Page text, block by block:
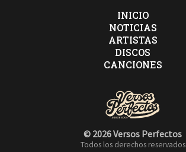
INICIO
NOTICIAS
ARTISTAS
DISCOS
CANCIONES
© 2026 Versos Perfectos
Todos los derechos reservados